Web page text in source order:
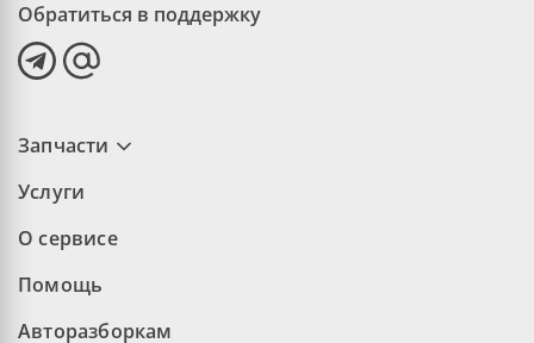
Обратиться в поддержку
Запчасти
Услуги
О сервисе
Помощь
Авторазборкам